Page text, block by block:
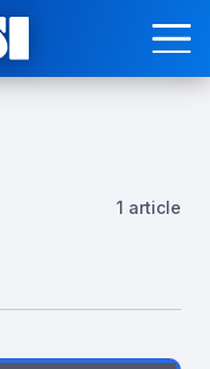
1 article